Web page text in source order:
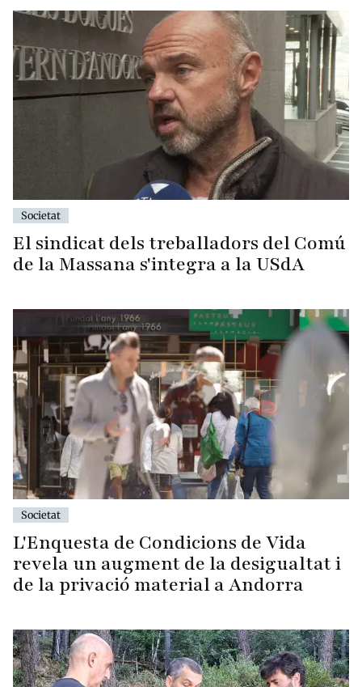
Societat
El sindicat dels treballadors del Comú
de la Massana s'integra a la USdA
Societat
L'Enquesta de Condicions de Vida
revela un augment de la desigualtat i
de la privació material a Andorra